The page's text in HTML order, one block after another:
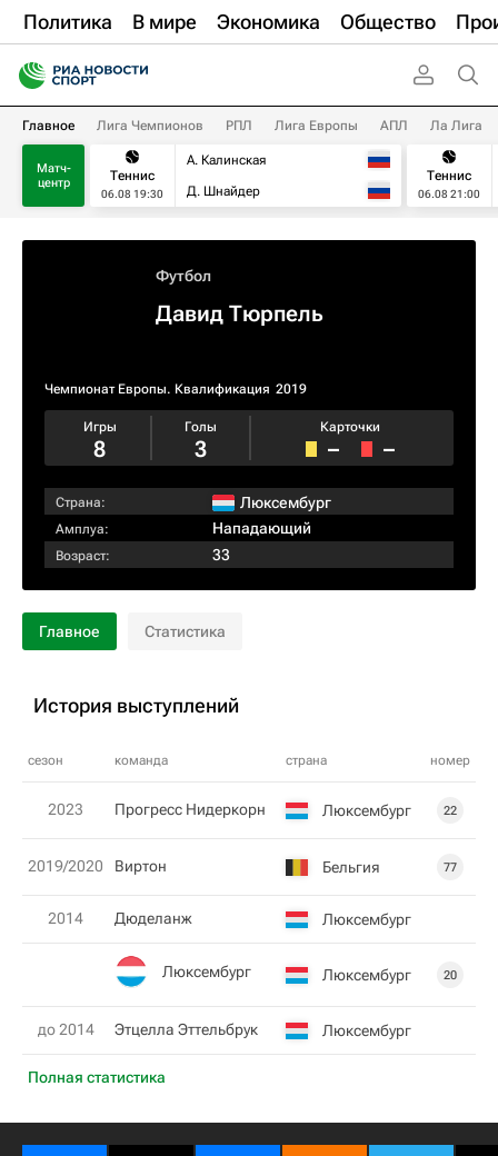
Политика В мире Экономика Общество
Главное Лига Чемпионов РПЛ Лига Европы АПЛ Ла Лига
Матч-
центр
Теннис
06.08 19:30
А. Калинская
Д. Шнайдер
Теннис
06.08 21:00
Футбол
Давид Тюрпель
Чемпионат Европы. Квалификация​ 2019
Игры
8
Голы
3
Карточки
– –
Страна: Люксембург
Амплуа: Нападающий
Возраст: 33
Главное Статистика
История выступлений
сезон команда страна номер
Полная статистика
2023 Прогресс Нидеркорн Люксембург 22
2019/2020 Виртон Бельгия 77
2014 Дюделанж Люксембург
Люксембург Люксембург 20
до 2014 Этцелла Эттельбрук Люксембург